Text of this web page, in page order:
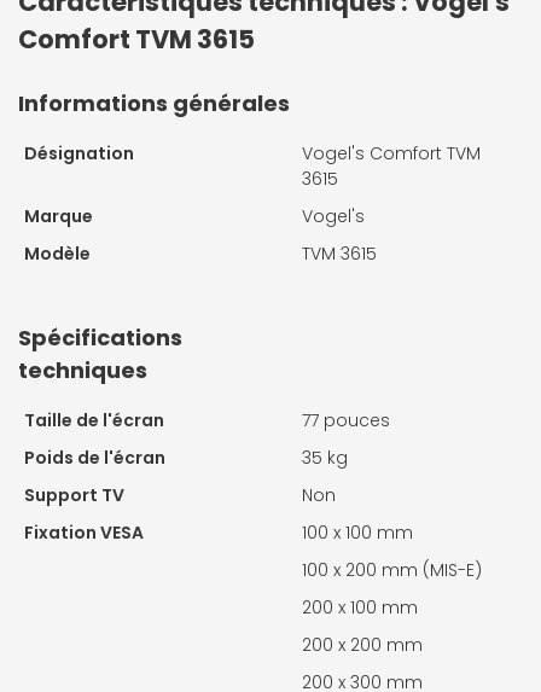
Comfort TVM 3615
Informations générales
Désignation
Vogel's Comfort TVM
3615
Marque
Vogel's
Modèle
TVM 3615
Spécifications
techniques
Taille de l'écran
77 pouces
Poids de l'écran
35 kg
Support TV
Non
Fixation VESA
100 x 100 mm
100 x 200 mm (MIS-E)
200 x 100 mm
200 x 200 mm
200 x 300 mm